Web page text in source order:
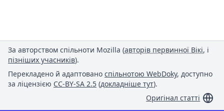
За авторством спільноти Mozilla (авторів первинної Вікі, і
пізніших учасників).
Перекладено й адаптовано спільнотою WebDoky, доступно
за ліцензією CC-BY-SA 2.5 (докладніше тут).
Оригінал статті